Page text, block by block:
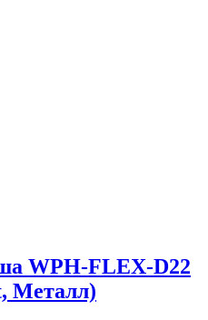
WPH-FLEX-D22
Металл)